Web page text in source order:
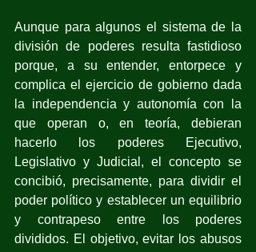
Aunque para algunos el sistema de la
división de poderes resulta fastidioso
porque, a su entender, entorpece y
complica el ejercicio de gobierno dada
la independencia y autonomía con la
que operan o, en teoría, debieran
hacerlo los poderes Ejecutivo,
Legislativo y Judicial, el concepto se
concibió, precisamente, para dividir el
poder político y establecer un equilibrio
y contrapeso entre los poderes
divididos. El objetivo, evitar los abusos